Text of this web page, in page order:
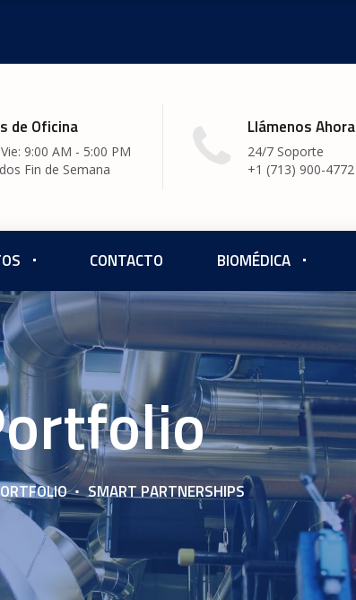
de Oficina
9:00 AM - 5:00 PM
Fin de Semana
Llámenos Ahora
24/7 Soporte
+1 (713) 900-4772
CONTACTO BIOMÉDICA
SMART PARTNERSHIPS